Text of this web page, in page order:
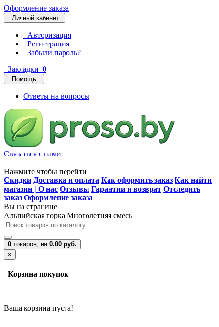
Оформление заказа
Личный кабинет
Авторизация
Регистрация
Забыли пароль?
Закладки 0
Помощь
Ответы на вопросы
Связаться с нами
Нажмите чтобы перейти
Скидки Доставка и оплата Как оформить заказ Как найти
магазин | О нас Отзывы Гарантии и возврат Отследить
заказ Оформление заказа
Вы на странице
Альпийская горка Многолетняя смесь
0 товаров, на 0.00 руб.
×
Корзина покупок
Ваша корзина пуста!